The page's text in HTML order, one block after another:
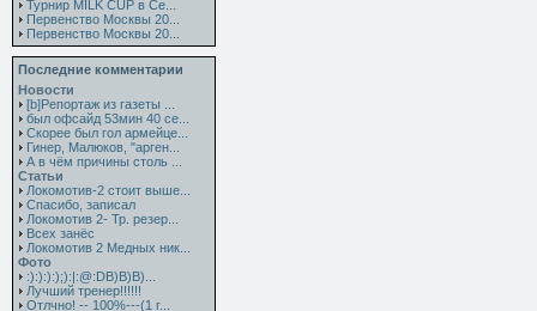
Турнир MILK CUP в Се...
Первенство Москвы 20...
Первенство Москвы 20...
Последние комментарии
Новости
[b]Репортаж из газеты ...
был офсайд 53мин 40 се...
Скорее был гол армейце...
Гинер, Малюков, "арген...
А в чём причины столь ...
Статьи
Локомотив-2 стоит выше...
Спасибо, записал
Локомотив 2- Тр. резер...
Всех занёс
Локомотив 2 Медных ник...
Фото
:):):):);):|:@:DB)B)B)...
Лучший тренер!!!!!!
Отлчно! -- 100%---(1 г...